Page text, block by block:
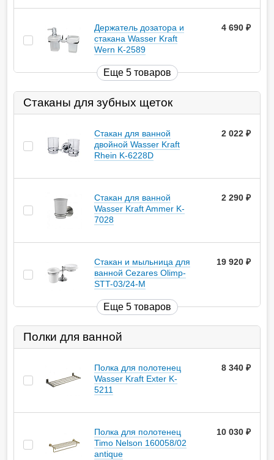
Держатель дозатора и
стакана Wasser Kraft
Wern K-2589
4 690
Еще 5 товаров
Стаканы для зубных щеток
Стакан для ванной
двойной Wasser Kraft
Rhein K-6228D
2 022
Стакан для ванной
Wasser Kraft Ammer K-
7028
2 290
Стакан и мыльница для
ванной Cezares Olimp-
STT-03/24-M
19 920
Еще 5 товаров
Полки для ванной
Полка для полотенец
Wasser Kraft Exter K-
5211
8 340
Полка для полотенец
Timo Nelson 160058/02
antique
10 030